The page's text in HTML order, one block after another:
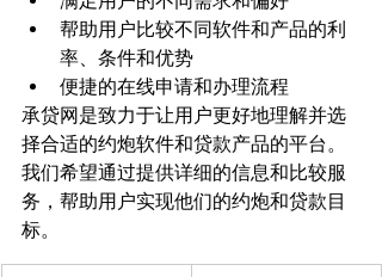
帮助用户比较不同软件和产品的利
率、条件和优势
便捷的在线申请和办理流程
承贷网是致力于让用户更好地理解并选
择合适的约炮软件和贷款产品的平台。
我们希望通过提供详细的信息和比较服
务，帮助用户实现他们的约炮和贷款目
标。